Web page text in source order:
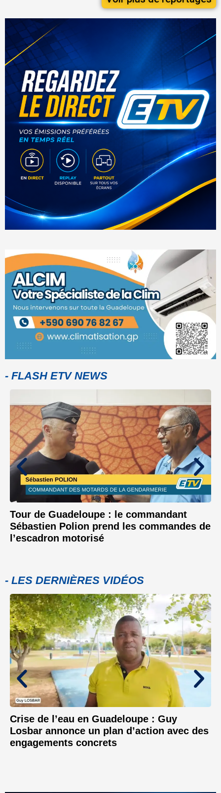
- FLASH ETV NEWS
Tour de Guadeloupe : le commandant
Sébastien Polion prend les commandes de
l’escadron motorisé
- LES DERNIÈRES VIDÉOS
Crise de l’eau en Guadeloupe : Guy
Losbar annonce un plan d’action avec des
engagements concrets